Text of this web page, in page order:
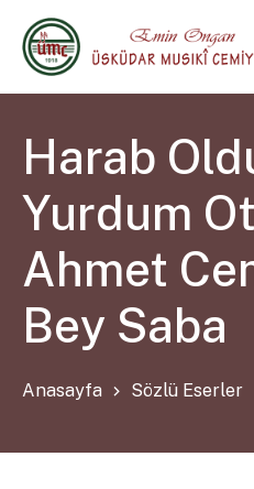
Harab
Yurdum
Ahmet
Bey Saba
Anasayfa Sözlü Eserler